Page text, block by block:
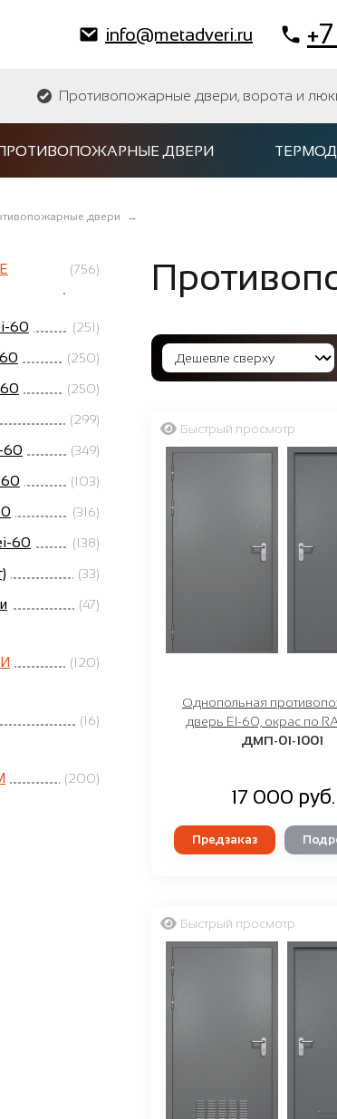
info@metadveri.ru
Противопожарные двери, ворота и
ДВЕРИ
двери →
(756)
60 (251)
(250)
(250)
(299)
60 (349)
60 (103)
(316)
60 (138)
(33)
(47)
(120)
(16)
(200)
Быстрый просмотр
Однопольная
дверь EI-60, окрас по
ДМП-01-1001
17 000 руб.
Предзаказ
Быстрый просмотр